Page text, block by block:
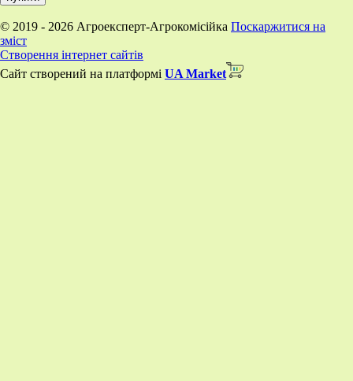
© 2019 - 2026 Агроексперт-Агрокомісійка Поскаржитися на
зміст
Створення інтернет сайтів
Сайт створений на платформі UA Market